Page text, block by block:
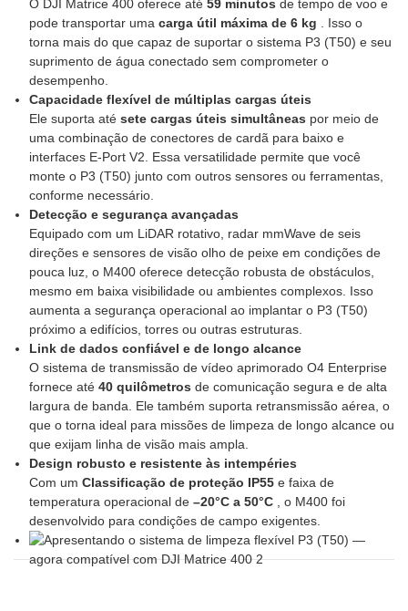
O DJI Matrice 400 oferece até 59 minutos de tempo de voo e
pode transportar uma carga útil máxima de 6 kg . Isso o
torna mais do que capaz de suportar o sistema P3 (T50) e seu
suprimento de água conectado sem comprometer o
desempenho.
Capacidade flexível de múltiplas cargas úteis
Ele suporta até sete cargas úteis simultâneas por meio de
uma combinação de conectores de cardã para baixo e
interfaces E-Port V2. Essa versatilidade permite que você
monte o P3 (T50) junto com outros sensores ou ferramentas,
conforme necessário.
Detecção e segurança avançadas
Equipado com um LiDAR rotativo, radar mmWave de seis
direções e sensores de visão olho de peixe em condições de
pouca luz, o M400 oferece detecção robusta de obstáculos,
mesmo em baixa visibilidade ou ambientes complexos. Isso
aumenta a segurança operacional ao implantar o P3 (T50)
próximo a edifícios, torres ou outras estruturas.
Link de dados confiável e de longo alcance
O sistema de transmissão de vídeo aprimorado O4 Enterprise
fornece até 40 quilômetros de comunicação segura e de alta
largura de banda. Ele também suporta retransmissão aérea, o
que o torna ideal para missões de limpeza de longo alcance ou
que exijam linha de visão mais ampla.
Design robusto e resistente às intempéries
Com um Classificação de proteção IP55 e faixa de
temperatura operacional de –20°C a 50°C , o M400 foi
desenvolvido para condições de campo exigentes.